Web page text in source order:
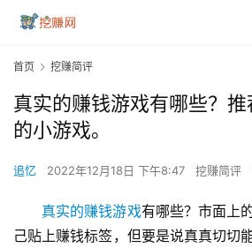
首页 挖赚简评
真实的赚钱游戏有哪些？
的小游戏。
追忆 2022年12月18日 下午8:47 挖赚简评
真实的赚钱游戏有哪些？市面上
己贴上赚钱标签，但要是说真真切切